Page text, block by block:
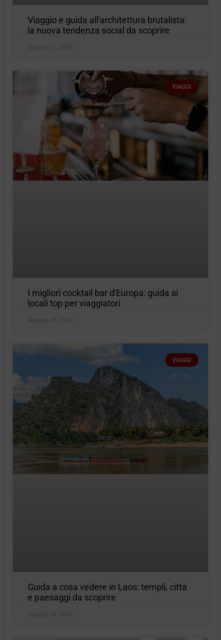
Viaggio e guida all'architettura brutalista:
la nuova tendenza social da scoprire
Maggio 17, 2026
VIAGGI
I migliori cocktail bar d'Europa: guida ai
locali top per viaggiatori
Maggio 15, 2026
VIAGGI
Guida a cosa vedere in Laos: templi, città
e paesaggi da scoprire
Maggio 14, 2026